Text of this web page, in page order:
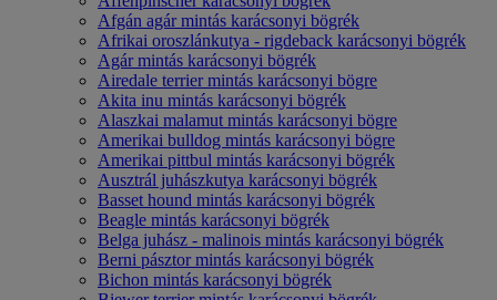
Afgán agár mintás karácsonyi bögrék
Afrikai oroszlánkutya - rigdeback karácsonyi bögrék
Agár mintás karácsonyi bögrék
Airedale terrier mintás karácsonyi bögre
Akita inu mintás karácsonyi bögrék
Alaszkai malamut mintás karácsonyi bögre
Amerikai bulldog mintás karácsonyi bögre
Amerikai pittbul mintás karácsonyi bögrék
Ausztrál juhászkutya karácsonyi bögrék
Basset hound mintás karácsonyi bögrék
Beagle mintás karácsonyi bögrék
Belga juhász - malinois mintás karácsonyi bögrék
Berni pásztor mintás karácsonyi bögrék
Bichon mintás karácsonyi bögrék